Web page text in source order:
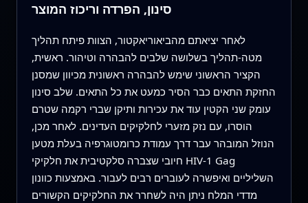
סינון, הפרדה וריכוז המוצר
לאחר יציאתם מהביאוריאקטור, הצוות פיתח תהליך
מטה-תהליך בשלושה שלבים להבהרה וטיהור. ראשית,
הקציר הראשוני שימש להבהרה ראשונית מכיוון שמסנן
החזקת התאים כבר הסיר כמעט את כל התאים. שלב סינון
עומק שני הקטין עוד את עכירות ותיקן שברי רקמה שטרם
הוסרו, עם נזק מזערי לחלקיקים העדינים. לאחר מכן,
הנוזל המובהר עבר דרך עמודת כרומטוגרפיה בעלת מטען
חיובי שצברה סלקטיבית את חלקיקי HIV-1 Gag
השליליים ואיפשרה לעוברים רבים לעבור. באמצעות כוונון
מדדי המלח ניתן היה לשחרר את החלקיקים הקשורים